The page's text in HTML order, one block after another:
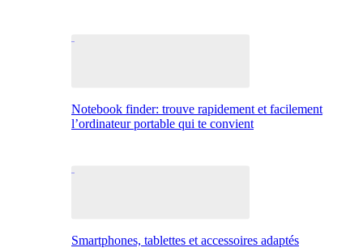
Notebook finder: trouve rapidement et facilement
l’ordinateur portable qui te convient
Smartphones, tablettes et accessoires adaptés